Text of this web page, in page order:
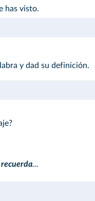
has visto.
y dad su definición.
recuerda...